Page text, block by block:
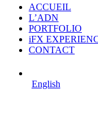
ACCUEIL
L’ADN
PORTFOLIO
iFX
CONTACT
English